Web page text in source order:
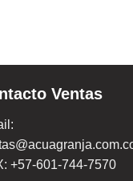
Ventas
+57-601-744-7570